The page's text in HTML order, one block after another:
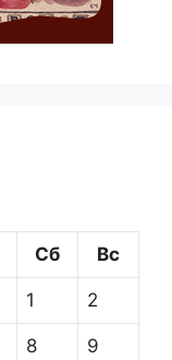
Сб Вс
1 2
8 9